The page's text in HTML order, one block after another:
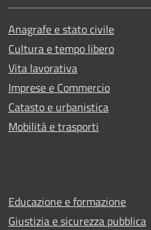
Anagrafe e stato civile
Cultura e tempo libero
Vita lavorativa
Imprese e Commercio
Catasto e urbanistica
Mobilità e trasporti
Educazione e formazione
Giustizia e sicurezza pubblica